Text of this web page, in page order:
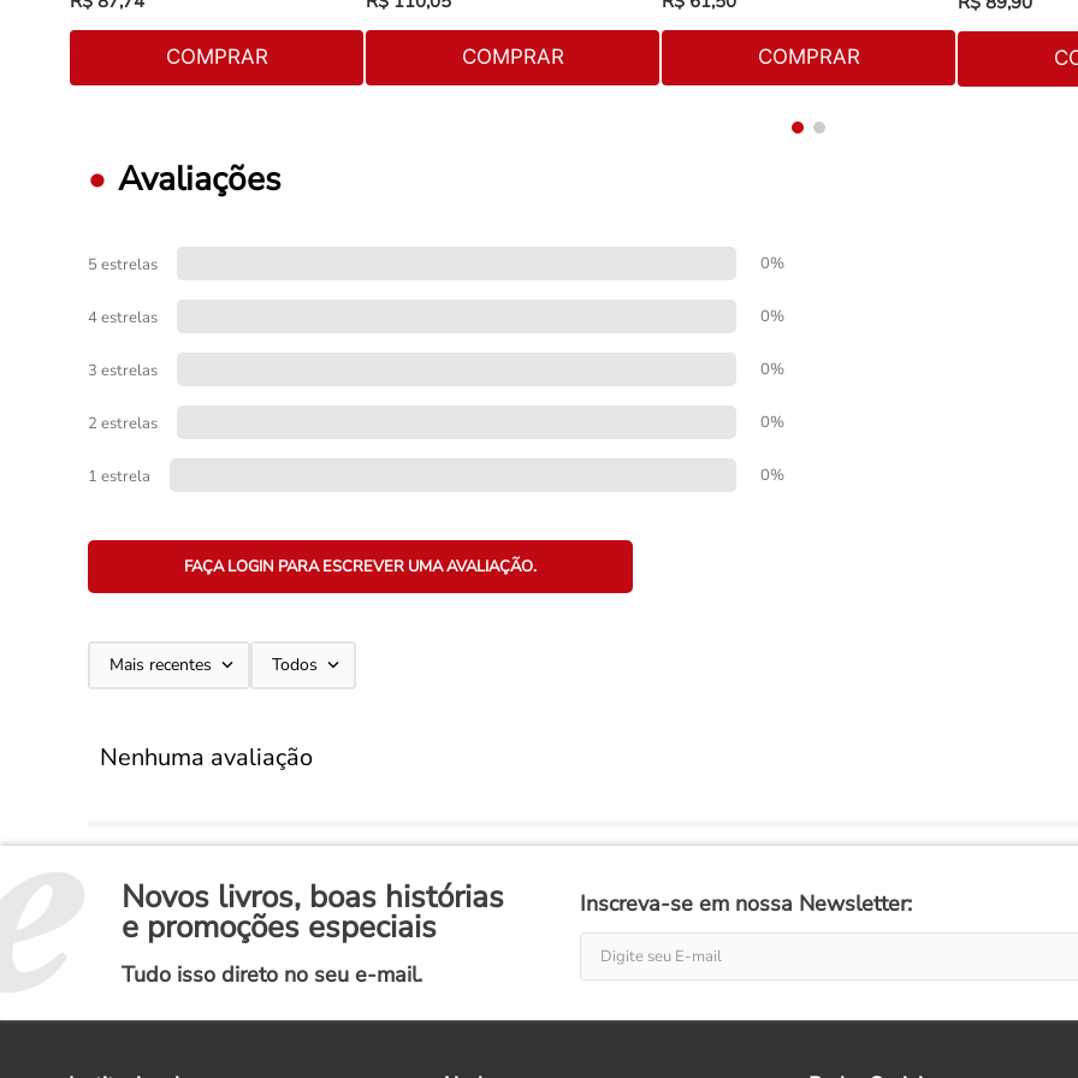
COMPRAR COMPRAR COMPRAR
Avaliações
5 estrelas 0%
4 estrelas 0%
3 estrelas 0%
2 estrelas 0%
1 estrela 0%
FAÇA LOGIN PARA ESCREVER UMA AVALIAÇÃO.
Mais recentes Todos
Nenhuma avaliação
Novos livros, boas histórias
e promoções especiais
Tudo isso direto no seu e-mail.
Inscreva-se em nossa Newsletter: